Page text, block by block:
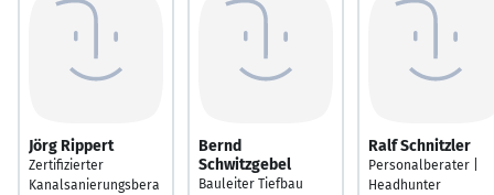
Jörg Rippert
Zertifizierter
Kanalsanierungsbera
Bernd
Schwitzgebel
Bauleiter Tiefbau
Ralf Schnitzler
Personalberater |
Headhunter